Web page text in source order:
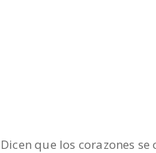
Dicen que los corazones